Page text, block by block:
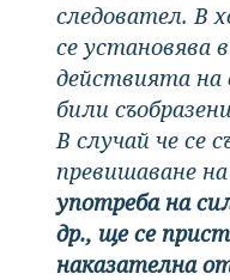
следовател. В
се установява
действията
били
В случай че се
превишаване
употреба на
др., ще се
наказателна